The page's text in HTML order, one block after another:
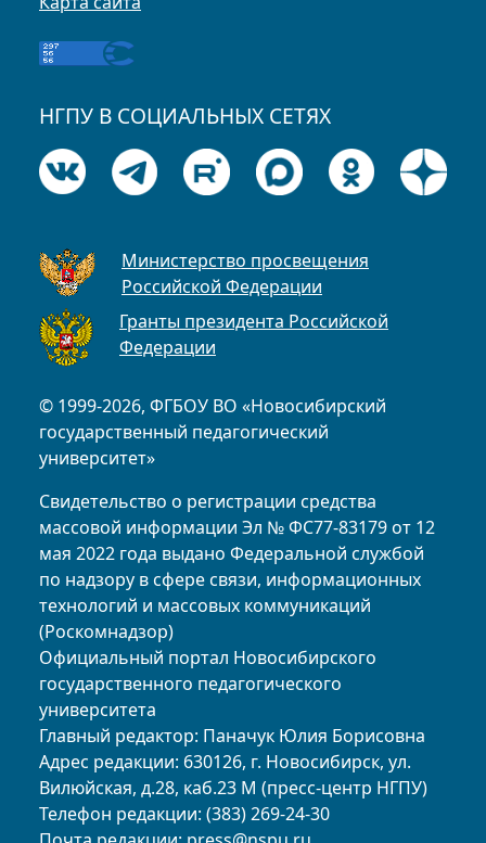
© 1999-2026, ФГБОУ ВО «Новосибирский
государственный педагогический
университет»
Свидетельство о регистрации средства
массовой информации Эл № ФС77-83179 от 12
мая 2022 года выдано Федеральной службой
по надзору в сфере связи, информационных
технологий и массовых коммуникаций
(Роскомнадзор)
Официальный портал Новосибирского
государственного педагогического
университета
Главный редактор: Паначук Юлия Борисовна
Адрес редакции: 630126, г. Новосибирск, ул.
Вилюйская, д.28, каб.23 М (пресс-центр НГПУ)
Телефон редакции: (383) 269-24-30
НГПУ В СОЦИАЛЬНЫХ СЕТЯХ
Министерство просвещения
Российской Федерации
Гранты президента Российской
Федерации